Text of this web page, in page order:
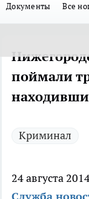
Документы Все
поймали
Криминал
24 августа